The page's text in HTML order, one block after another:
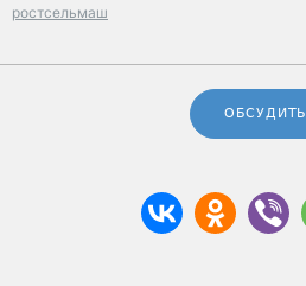
ростсельмаш
ОБСУДИТЬ